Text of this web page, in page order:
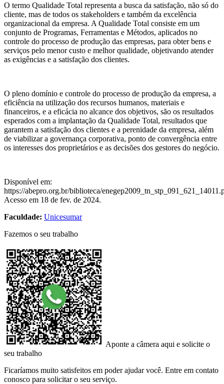
O termo Qualidade Total representa a busca da satisfação, não só do
cliente, mas de todos os stakeholders e também da excelência
organizacional da empresa. A Qualidade Total consiste em um
conjunto de Programas, Ferramentas e Métodos, aplicados no
controle do processo de produção das empresas, para obter bens e
serviços pelo menor custo e melhor qualidade, objetivando atender
as exigências e a satisfação dos clientes.
O pleno domínio e controle do processo de produção da empresa, a
eficiência na utilização dos recursos humanos, materiais e
financeiros, e a eficácia no alcance dos objetivos, são os resultados
esperados com a implantação da Qualidade Total, resultados que
garantem a satisfação dos clientes e a perenidade da empresa, além
de viabilizar a governança corporativa, ponto de convergência entre
os interesses dos proprietários e as decisões dos gestores do negócio.
Disponível em:
https://abepro.org.br/biblioteca/
Acesso em 18 de fev. de 2024.
Faculdade: Unicesumar
Fazemos o seu trabalho
Aponte a câmera aqui e solicite o
seu trabalho
Ficaríamos muito satisfeitos em poder ajudar você. Entre em contato
conosco para solicitar o seu serviço.